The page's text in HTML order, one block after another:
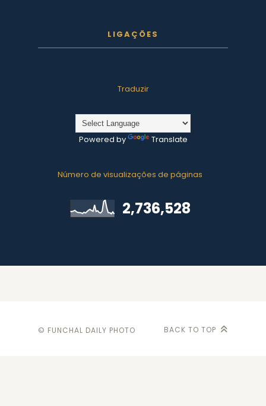
LIGAÇÕES
Traduzir
Powered by Translate
Número de visualizações de páginas
2,736,528
© FUNCHAL DAILY PHOTO BACK TO TOP